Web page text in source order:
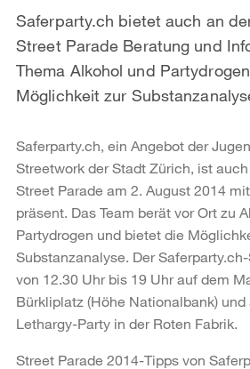
Saferparty.ch bietet auch an
Street Parade Beratung und
Thema Alkohol und
Möglichkeit zur
Saferparty.ch, ein Angebot der
Streetwork der Stadt Zürich, ist
Street Parade am 2. August 2014
präsent. Das Team berät vor Ort zu
Partydrogen und bietet die
Substanzanalyse. Der
von 12.30 Uhr bis 19 Uhr auf dem
Bürkliplatz (Höhe Nationalbank) und
Lethargy-Party in der Roten Fabrik.
Street Parade 2014-Tipps von